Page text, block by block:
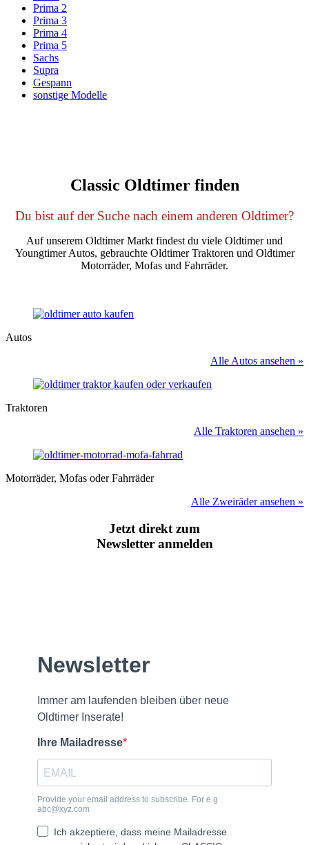
Prima 2
Prima 3
Prima 4
Prima 5
Sachs
Supra
Gespann
sonstige Modelle
Classic Oldtimer finden
Du bist auf der Suche nach einem anderen Oldtimer?
Auf unserem Oldtimer Markt findest du viele Oldtimer und
Youngtimer Autos, gebrauchte Oldtimer Traktoren und Oldtimer
Motorräder, Mofas und Fahrräder.
Autos
Alle Autos ansehen »
Traktoren
Alle Traktoren ansehen »
Motorräder, Mofas oder Fahrräder
Alle Zweiräder ansehen »
Jetzt direkt zum
Newsletter anmelden